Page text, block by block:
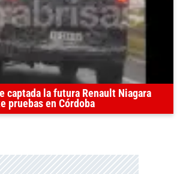
captada la futura Renault Niagara
pruebas en Córdoba